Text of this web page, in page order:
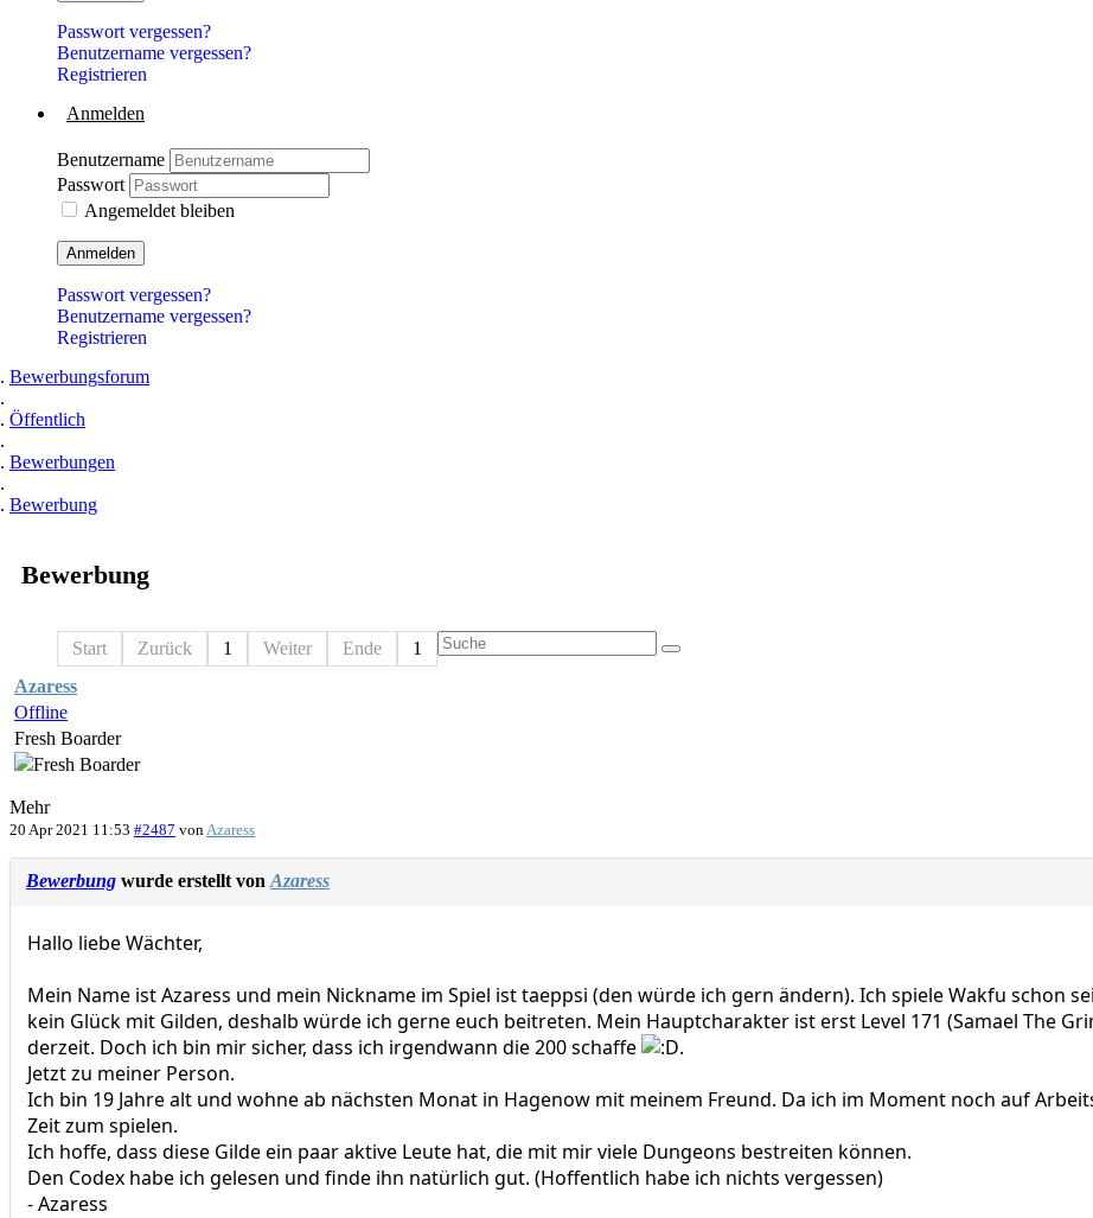
Passwort vergessen?
Benutzername vergessen?
Registrieren
Anmelden
Benutzername
Passwort
Angemeldet bleiben
Anmelden
Passwort vergessen?
Benutzername vergessen?
Registrieren
Bewerbungsforum
Öffentlich
Bewerbungen
Bewerbung
Bewerbung
Start Zurück 1 Weiter Ende
1
Azaress
Offline
Fresh Boarder
Mehr
20 Apr 2021 11:53 #2487 von Azaress
Bewerbung wurde erstellt von Azaress
Hallo liebe Wächter,
Mein Name ist Azaress und mein Nickname im Spiel ist taeppsi (den würde ich gern ändern). Ich spiele Wakfu schon
kein Glück mit Gilden, deshalb würde ich gerne euch beitreten. Mein Hauptcharakter ist erst Level 171 (Samael The
derzeit. Doch ich bin mir sicher, dass ich irgendwann die 200 schaffe
.
Jetzt zu meiner Person.
Ich bin 19 Jahre alt und wohne ab nächsten Monat in Hagenow mit meinem Freund. Da ich im Moment noch auf
Zeit zum spielen.
Ich hoffe, dass diese Gilde ein paar aktive Leute hat, die mit mir viele Dungeons bestreiten können.
Den Codex habe ich gelesen und finde ihn natürlich gut. (Hoffentlich habe ich nichts vergessen)
- Azaress